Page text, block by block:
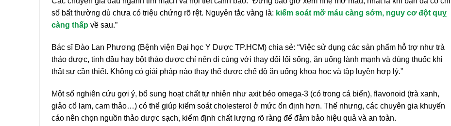
số bất thường dù chưa có triệu chứng rõ rệt. Nguyên tắc vàng là: kiểm soát mỡ máu càng sớm, nguy cơ đột quỵ
càng thấp về sau.”
Bác sĩ Đào Lan Phương (Bệnh viện Đại học Y Dược TP.HCM) chia sẻ: “Việc sử dụng các sản phẩm hỗ trợ như trà
thảo dược, tinh dầu hay bột thảo dược chỉ nên đi cùng với thay đổi lối sống, ăn uống lành mạnh và dùng thuốc khi
thật sự cần thiết. Không có giải pháp nào thay thế được chế độ ăn uống khoa học và tập luyện hợp lý.”
Một số nghiên cứu gợi ý, bổ sung hoạt chất tự nhiên như axit béo omega-3 (có trong cá biển), flavonoid (trà xanh,
giảo cổ lam, cam thảo…) có thể giúp kiểm soát cholesterol ở mức ổn định hơn. Thế nhưng, các chuyên gia khuyến
cáo nên chọn nguồn thảo dược sạch, kiểm định chất lượng rõ ràng để đảm bảo hiệu quả và an toàn.